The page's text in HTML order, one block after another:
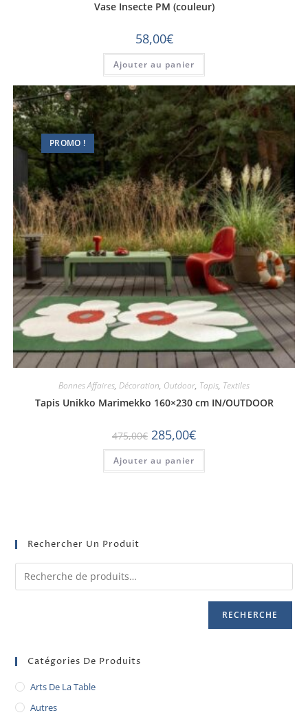
Vase Insecte PM (couleur)
58,00€
Ajouter au panier
PROMO !
Bonnes Affaires, Décoration, Outdoor, Tapis, Textiles
Tapis Unikko Marimekko 160×230 cm IN/OUTDOOR
475,00€ 285,00€
Ajouter au panier
Rechercher Un Produit
RECHERCHE
Catégories De Produits
Arts De La Table
Autres